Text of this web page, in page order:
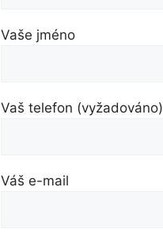
Vaše jméno
Vaš telefon (vyžadováno)
Váš e-mail